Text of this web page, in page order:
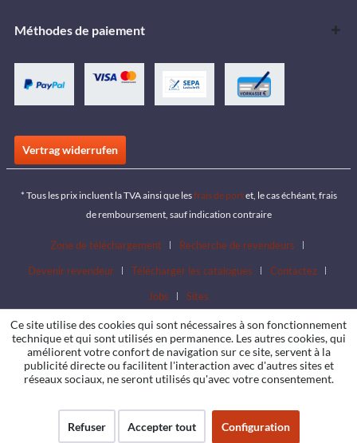
Méthodes de paiement
Vertrag widerrufen
* Tous les prix incluent la TVA ainsi que lesfrais de portet, le cas échéant, frais
de remboursement, sauf indication contraire
Zone de téléchargement
Recherche de revendeurs
Devenir revendeur
Télécharger les catalogues
Contactez
Jobs
Sites
Ce site utilise des cookies qui sont nécessaires à son fonctionnement
technique et qui sont utilisés en permanence. Les autres cookies, qui
améliorent votre confort de navigation sur ce site, servent à la
publicité directe ou facilitent l'interaction avec d'autres sites et
réseaux sociaux, ne seront utilisés qu'avec votre consentement.
Refuser Accepter tout Configuration